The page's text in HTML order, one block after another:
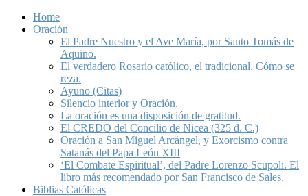
Home
Oración
El Padre Nuestro y el Ave María, por Santo Tomás de
Aquino.
El verdadero Rosario católico, el tradicional. Cómo se
reza.
Ayuno (Citas)
Silencio interior y Oración.
La oración es una disposición de gratitud.
El CREDO del Concilio de Nicea (325 d. C.)
Oración a San Miguel Arcángel, y Exorcismo contra
Satanás del Papa León XIII
‘El Combate Espiritual’, del Padre Lorenzo Scupoli. El
libro más recomendado por San Francisco de Sales.
Biblias Católicas